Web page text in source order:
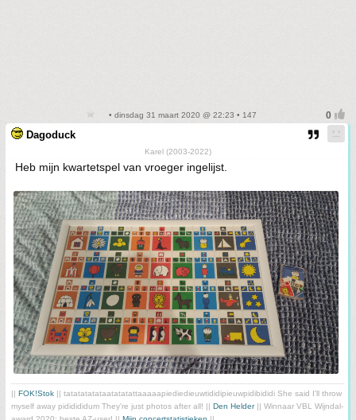
• dinsdag 31 maart 2020 @ 22:23 • 147
Dagoduck
Karel (2003-2022)
Heb mijn kwartetspel van vroeger ingelijst.
|| FOK!Stok || tatatatatataatatatattaaaaapiediedieuwtididipieuwpidibididi She said I'll throw
myself away pididididum They're just photos after all! || Den Helder|| Winnaar VBL Wijndal-